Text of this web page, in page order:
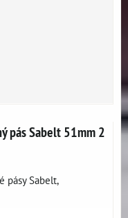
pás Sabelt 51mm 2
pásy Sabelt,